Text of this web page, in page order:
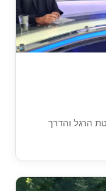
הרגל והדרך